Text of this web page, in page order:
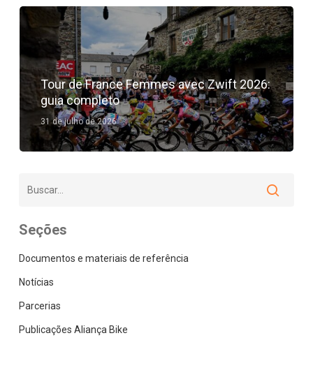
CBN
Tour de France Femmes avec Zwift 2026:
guia completo
31 de julho de 2026
Seções
Documentos e materiais de referência
Notícias
Parcerias
Publicações Aliança Bike